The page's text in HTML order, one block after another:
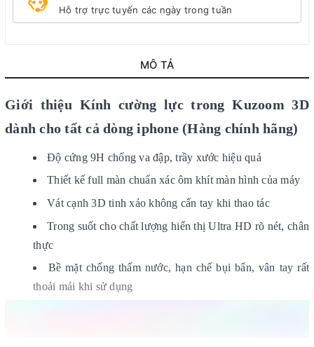
Hỗ trợ trực tuyến các ngày trong tuần
MÔ TẢ
Giới thiệu Kính cường lực trong Kuzoom 3D
dành cho tất cả dòng iphone (Hàng chính hãng)
Độ cứng 9H chống va đập, trầy xước hiệu quả
Thiết kế full màn chuẩn xác ôm khít màn hình của máy
Vát cạnh 3D tinh xảo không cấn tay khi thao tác
Trong suốt cho chất lượng hiển thị Ultra HD rõ nét, chân
thực
Bề mặt chống thấm nước, hạn chế bụi bẩn, vân tay rất
thoải mái khi sử dụng